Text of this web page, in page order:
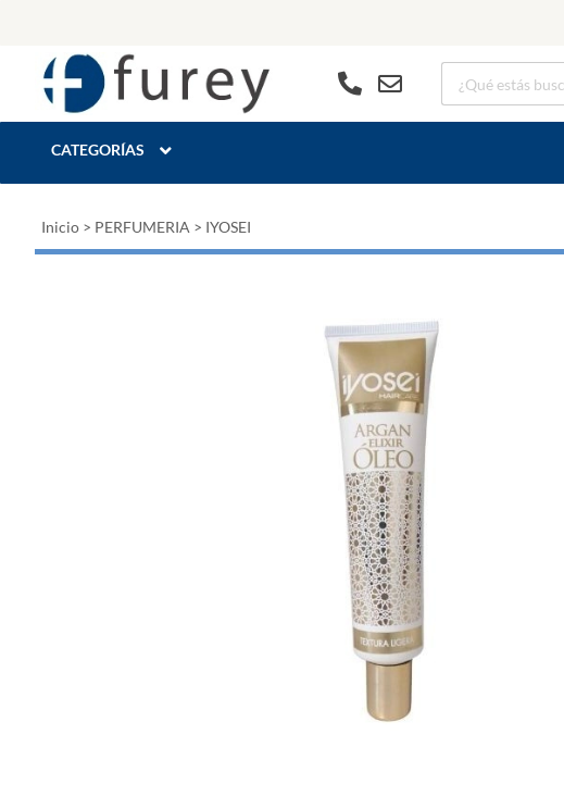
CATEGORÍAS
Inicio > PERFUMERIA > IYOSEI